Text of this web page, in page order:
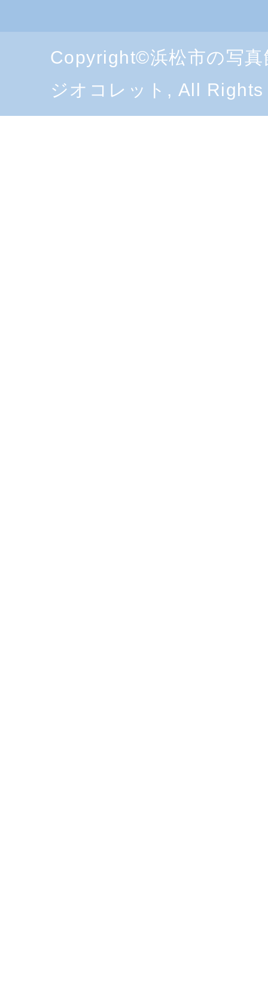
Copyright©浜松市の写
ジオコレット, All